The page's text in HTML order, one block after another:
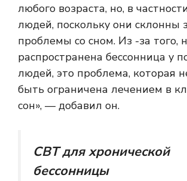
любого возраста, но, в
людей, поскольку они склонны
проблемы со сном. Из -за того,
распространена бессонница у
людей, это проблема, которая
быть ограничена лечением в
сон», — добавил он.
CBT для хронической
бессонницы